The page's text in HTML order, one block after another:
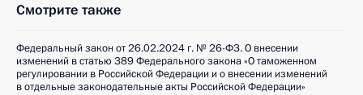
Смотрите также
Федеральный закон от 26.02.2024 г. № 26-ФЗ. О внесении
изменений в статью 389 Федерального закона «О таможенном
регулировании в Российской Федерации и о внесении изменений
в отдельные законодательные акты Российской Федерации»